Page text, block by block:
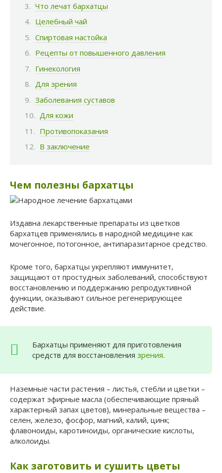
Что лечат бархатцы
Целебный чай
Спиртовая настойка
Рецепты от повышенного давления
Гинекология
Для зрения
Заболевания суставов
Для кожи
Противопоказания
В заключение
Чем полезны бархатцы
Издавна лекарственные препараты из цветков
бархатцев применялись в народной медицине как
мочегонное, потогонное, антипаразитарное средство.
Кроме того, бархатцы укрепляют иммунитет,
защищают от простудных заболеваний, способствуют
восстановлению и поддержанию репродуктивной
функции, оказывают сильное регенерирующее
действие.
Бархатцы применяют для приготовления
средств для восстановления зрения.
Наземные части растения – листья, стебли и цветки –
содержат эфирные масла (обеспечивающие пряный
характерный запах цветов), минеральные вещества –
селен, железо, фосфор, магний, калий, цинк;
флавоноиды, каротиноиды, органические кислоты,
алколоиды.
Как заготовить и сушить цветы